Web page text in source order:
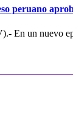
peruano
En un nuevo